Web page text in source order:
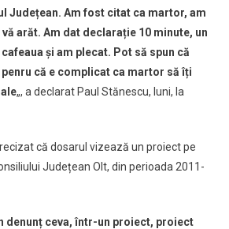
Județean. Am fost citat ca martor, am
arăt. Am dat declarație 10 minute, un
și am plecat. Pot să spun că
că e complicat ca martor să îți
„, a declarat Paul Stănescu, luni, la
că dosarul vizează un proiect pe
Județean Olt, din perioada 2011-
denunț ceva, într-un proiect, proiect